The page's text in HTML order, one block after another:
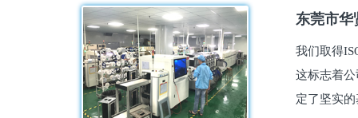
东莞市华
我们取得
这标志着
定了坚实